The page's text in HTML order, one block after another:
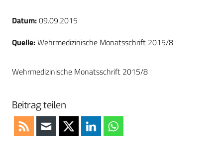
Datum:09.09.2015
Quelle:Wehrmedizinische Monatsschrift 2015/8
Wehrmedizinische Monatsschrift 2015/8
Beitrag teilen